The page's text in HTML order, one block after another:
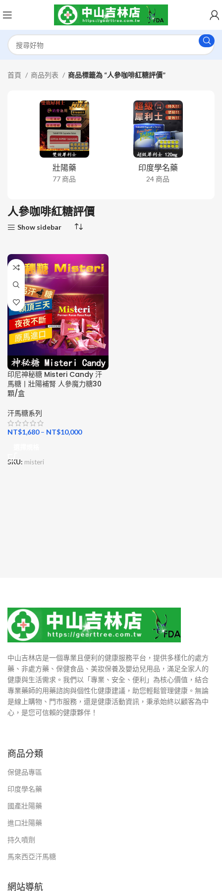
首頁 商品列表 商品標籤為 “人參咖啡紅糖評價”
壯陽藥
77 商品
印度學名藥
24 商品
人參咖啡紅糖評價
Show sidebar
印尼神秘糖 Misteri Candy 汗
馬糖丨壯陽補腎 人參魔力糖30
顆/盒
汗馬糖系列
NT$1,680– NT$10,000
SKU: misteri
中山吉林店是一個專業且便利的健康服務平台，提供多樣化的處方
藥、非處方藥、保健食品、美妝保養及嬰幼兒用品，滿足全家人的
健康與生活需求。我們以「專業、安全、便利」為核心價值，結合
專業藥師的用藥諮詢與個性化健康建議，助您輕鬆管理健康。無論
是線上購物、門市服務，還是健康活動資訊，秉承始終以顧客為中
心，是您可信賴的健康夥伴！
商品分類
保健品專區
印度學名藥
國產壯陽藥
進口壯陽藥
持久噴劑
馬來西亞汗馬糖
網站導航